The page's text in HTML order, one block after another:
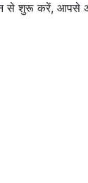
से शुरू करें, आपसे